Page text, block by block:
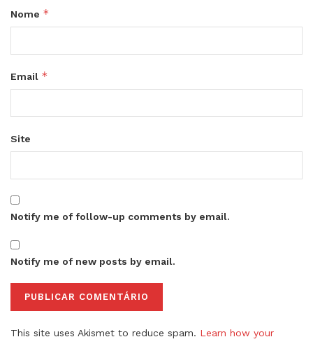
Nome *
Email *
Site
Notify me of follow-up comments by email.
Notify me of new posts by email.
This site uses Akismet to reduce spam. Learn how your